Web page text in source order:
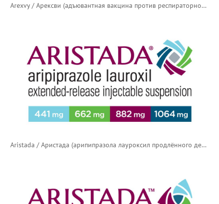
Arexvy / Арексви (адъювантная вакцина против респираторно-синцитиального вируса)
Aristada / Аристада (арипипразола лауроксил продлённого действия) — новый логотип